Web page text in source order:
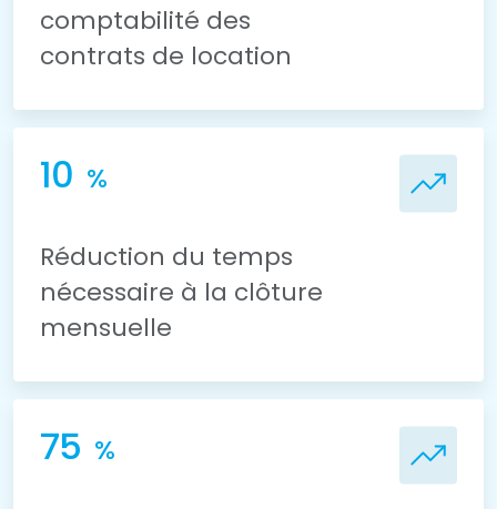
comptabilité des
contrats de location
10 %
Réduction du temps
nécessaire à la clôture
mensuelle
75 %